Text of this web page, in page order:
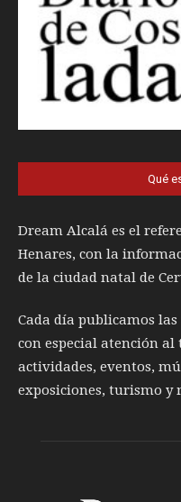
Qué
Dream Alcalá es el
Henares, con la
de la ciudad natal de
Cada día publicamos
con especial atención
actividades, eventos,
exposiciones, turismo y